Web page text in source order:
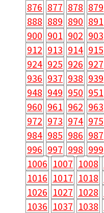
876 877 878 879
888 889 890 891
900 901 902 903
912 913 914 915
924 925 926 927
936 937 938 939
948 949 950 951
960 961 962 963
972 973 974 975
984 985 986 987
996 997 998 999
1006 1007 1008
1016 1017 1018
1026 1027 1028
1036 1037 1038